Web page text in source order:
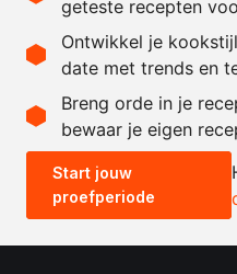
Recept omrekenen
-
0.5x 1x 2x
geteste recepten
Ontwikkel je
date met trends en
Breng orde in je
bewaar je eigen
Start jouw
proefperiode